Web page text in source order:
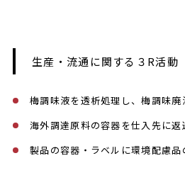
生産・流通に関する３R活動
梅調味液を透析処理し、梅調味
海外調達原料の容器を仕入先に返
製品の容器・ラベルに環境配慮品